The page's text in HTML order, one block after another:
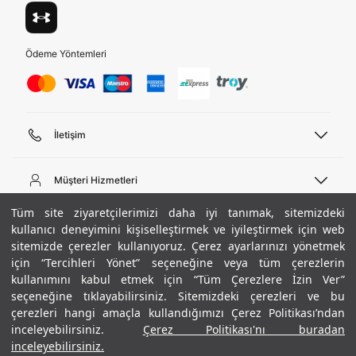
Tüm site ziyaretçilerimizi daha iyi tanımak, sitemizdeki
kullanıcı deneyimini kişiselleştirmek ve iyileştirmek için web
sitemizde çerezler kullanıyoruz. Çerez ayarlarınızı yönetmek
için “Tercihleri Yönet” seçeneğine veya tüm çerezlerin
kullanımını kabul etmek için “Tüm Çerezlere İzin Ver”
seçeneğine tıklayabilirsiniz. Sitemizdeki çerezleri ve bu
çerezleri hangi amaçla kullandığımızı Çerez Politikası’ndan
inceleyebilirsiniz.
Çerez Politikası'nı buradan
inceleyebilirsiniz.
+ 8 Renk
Ödeme Yöntemleri
İletişim
444 02 00
Pazartesi - Cuma 09:00 - 18:00
E-posta
bilgi@underarmour.com
Müşteri Hizmetleri
Sipariş Sorgulama
Bize Ulaşın
Teslimat Bilgileri
İşlem Rehberi
İade ve Değişimler
Sıkça Sorulan Sorular
Beden Rehberi
Site Haritası
Hakkımızda
Ticari Bilgiler
Hükümler ve Koşullar
Gizlilik Politikası
Çerez Politikası
Kariyer
ETBİS
UA Sosyal Medya
Instagram
Facebook
Twitter
Popüler Kategoriler
Erkek Basketbol Ayakkabısı